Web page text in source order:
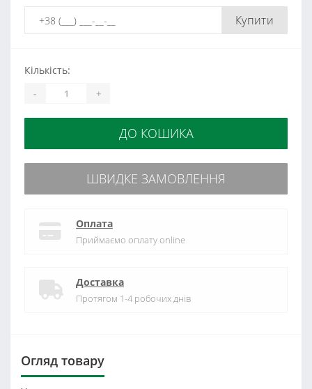
Купити
Кількість:
- +
ДО КОШИКА
ШВИДКЕ ЗАМОВЛЕННЯ
Оплата
Приймаємо оплату online
Доставка
Протягом 1-4 робочих днів
Огляд товару